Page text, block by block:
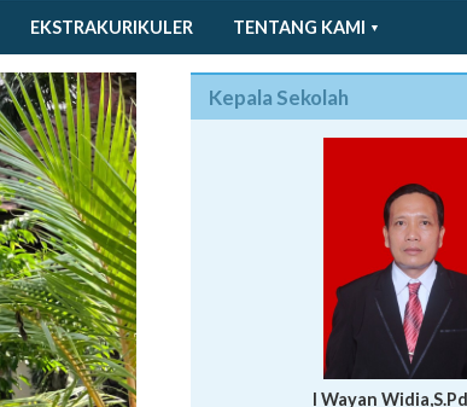
EKSTRAKURIKULER TENTANG KAMI
Kepala Sekolah
I Wayan